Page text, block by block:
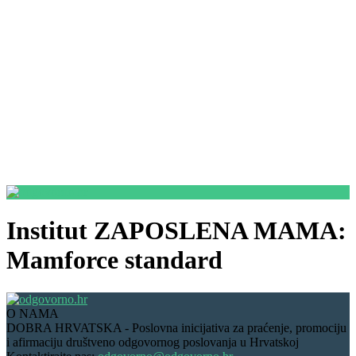
Institut ZAPOSLENA MAMA:
Mamforce standard
O NAMA
DOBRA HRVATSKA - Poslovna inicijativa za praćenje, promociju
i afirmaciju društveno odgovornog poslovanja u Hrvatskoj